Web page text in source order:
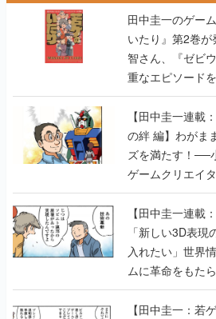
田中圭一のゲー
いたり』第2巻
智さん、『ゼビ
重なエピソード
【田中圭一連載：
の絆 編】わがま
ズを満たす！──
ゲームクリエイ
【若ゲのいたり
【田中圭一連載
「新しい3D表
入れたい」世界
ムに革命をもた
のいたり】
【田中圭一：若